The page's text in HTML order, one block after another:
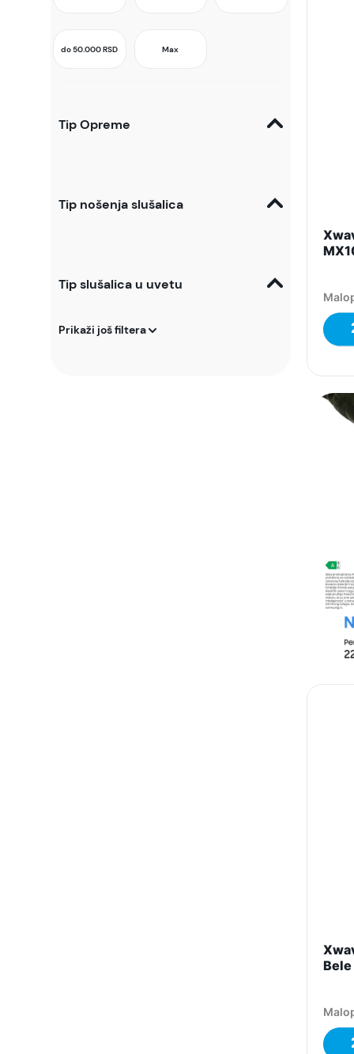
do 50.000RSD Max
Tip Opreme
Tip nošenja slušalica
Tip slušalica u uvetu
Prikaži još filtera
Bele